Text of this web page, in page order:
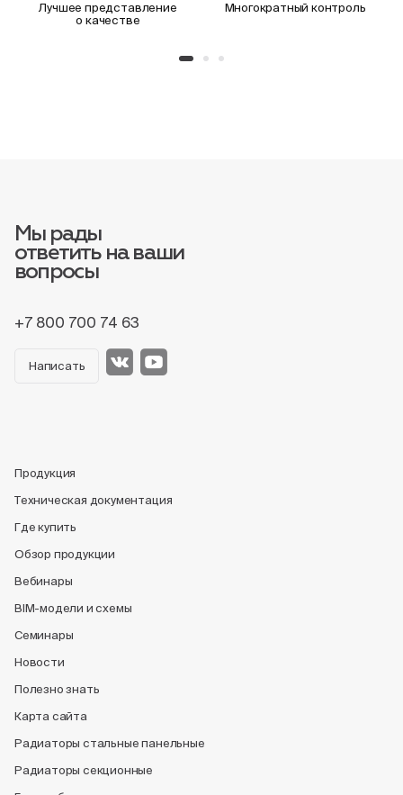
Лучшее представление
о качестве
Многократный контроль
Мы рады
ответить на ваши
вопросы
+7 800 700 74 63
Написать
Продукция
Техническая документация
Где купить
Обзор продукции
Вебинары
BIM-модели и схемы
Семинары
Новости
Полезно знать
Карта сайта
Радиаторы стальные панельные
Радиаторы секционные